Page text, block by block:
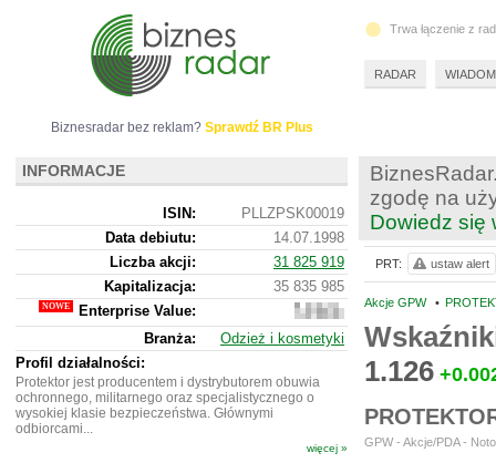
zgodę na
Dowiedz się
Akcje GPW •
1.126
GPW - Akcje/PDA -
PRT: ustaw alert
Biznesradar bez reklam? Sprawdź BR Plus
INFORMACJE
ISIN:
PLLZPSK00019
Data debiutu:
14.07.1998
Liczba akcji:
31 825 919
Kapitalizacja:
35 835 985
Enterprise Value:
55
910
985
Branża:
Odzież i kosmetyki
Profil działalności:
Protektor jest producentem i dystrybutorem obuwia
ochronnego, militarnego oraz specjalistycznego o
wysokiej klasie bezpieczeństwa. Głównymi
odbiorcami...
więcej »
Trwa łączenie z
RADAR